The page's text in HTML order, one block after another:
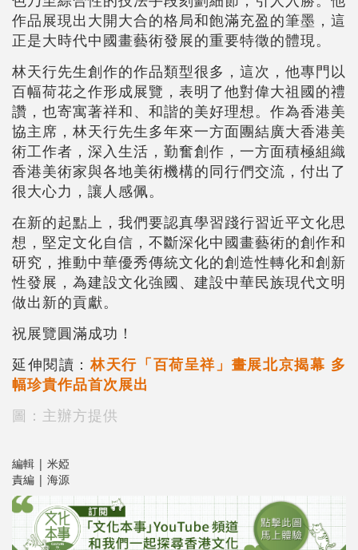
作品展現出大開大合的格局和飽滿充盈的筆墨，這
正是大時代中國畫藝術發展的重要特徵的體現。
林天行先生創作的作品類型很多，這次，他專門以
百幅荷花之作形成展覽，表明了他對偉大祖國的禮
讚，也寄寓著祥和、和諧的美好理想。作為香港美
協主席，林天行先生多年來一方面團結廣大香港美
術工作者，深入生活，勤奮創作，一方面積極組織
香港美術家與各地美術機構的同行們交流，付出了
很大心力，讓人感佩。
在新的起點上，我們要認真學習踐行習近平文化思
想，堅定文化自信，不斷深化中國畫藝術的創作和
研究，推動中華優秀傳統文化的創造性轉化和創新
性發展，為建設文化強國、建設中華民族現代文明
做出新的貢獻。
祝展覽圓滿成功！
延伸閱讀：林天行「百荷呈祥」畫展北京揭幕 多
幅珍貴作品首次展出
圖：主辦方提供
編輯 | 米婭
責編 | 海源